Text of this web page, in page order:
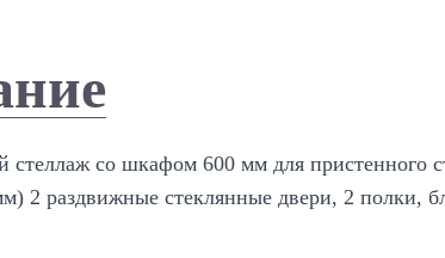
стеллаж со шкафом 600 мм для
2 раздвижные стеклянные двери, 2 полки,